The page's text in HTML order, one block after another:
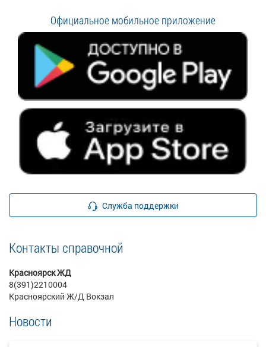
Официальное мобильное приложение
Служба поддержки
Контакты справочной
Красноярск ЖД
8(391)2210004
Красноярский Ж/Д Вокзал
Новости